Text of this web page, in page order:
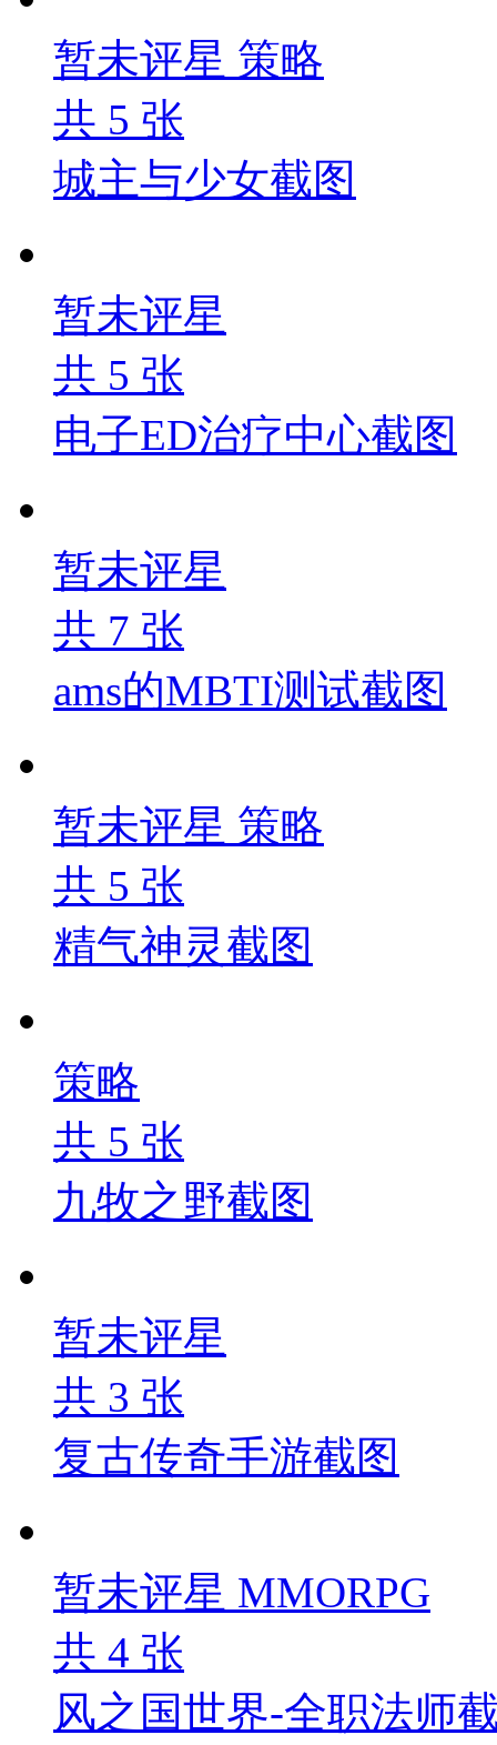
暂未评星 策略
共 5 张
城主与少女截图
暂未评星
共 5 张
电子ED治疗中心截图
暂未评星
共 7 张
ams的MBTI测试截图
暂未评星 策略
共 5 张
精气神灵截图
策略
共 5 张
九牧之野截图
暂未评星
共 3 张
复古传奇手游截图
暂未评星 MMORPG
共 4 张
风之国世界-全职法师